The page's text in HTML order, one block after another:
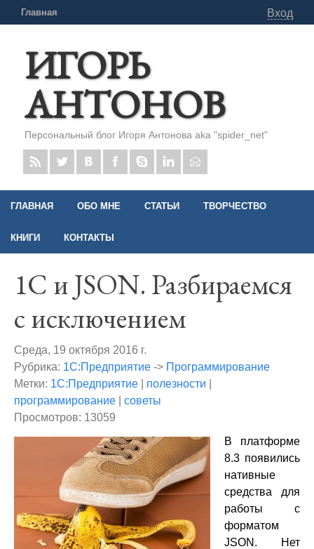
Главная Вход
ИГОРЬ
АНТОНОВ
Персональный блог Игоря Антонова aka "spider_net"
ГЛАВНАЯ ОБО МНЕ СТАТЬИ ТВОРЧЕСТВО
КНИГИ КОНТАКТЫ
1С и JSON. Разбираемся
с исключением
Среда, 19 октября 2016 г.
Рубрика: 1С:Предприятие -> Программирование
Метки: 1С:Предприятие полезности
программирование
советы
Просмотров: 13059
В платформе
8.3 появились
нативные
средства для
работы с
форматом
JSON. Нет